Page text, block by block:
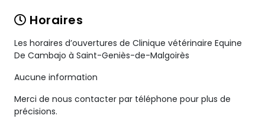
Horaires
Les horaires d’ouvertures de Clinique vétérinaire Equine
De Cambajo à Saint-Geniès-de-Malgoirès
Aucune information
Merci de nous contacter par téléphone pour plus de
précisions.